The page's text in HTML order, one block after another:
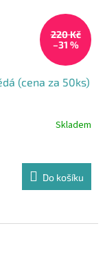
220 Kč
–31 %
(cena za 50ks)
Skladem
Do košíku